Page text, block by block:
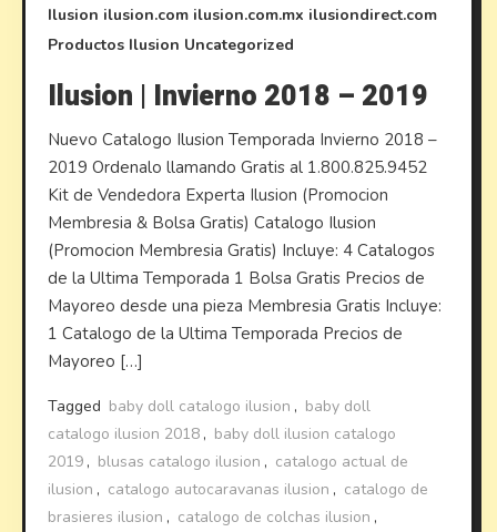
Ilusion ilusion.com ilusion.com.mx ilusiondirect.com
Productos Ilusion Uncategorized
Ilusion | Invierno 2018 – 2019
Nuevo Catalogo Ilusion Temporada Invierno 2018 –
2019 Ordenalo llamando Gratis al 1.800.825.9452
Kit de Vendedora Experta Ilusion (Promocion
Membresia & Bolsa Gratis) Catalogo Ilusion
(Promocion Membresia Gratis) Incluye: 4 Catalogos
de la Ultima Temporada 1 Bolsa Gratis Precios de
Mayoreo desde una pieza Membresia Gratis Incluye:
1 Catalogo de la Ultima Temporada Precios de
Mayoreo […]
Tagged baby doll catalogo ilusion , baby doll
catalogo ilusion 2018 , baby doll ilusion catalogo
2019 , blusas catalogo ilusion , catalogo actual de
ilusion , catalogo autocaravanas ilusion , catalogo de
brasieres ilusion , catalogo de colchas ilusion ,